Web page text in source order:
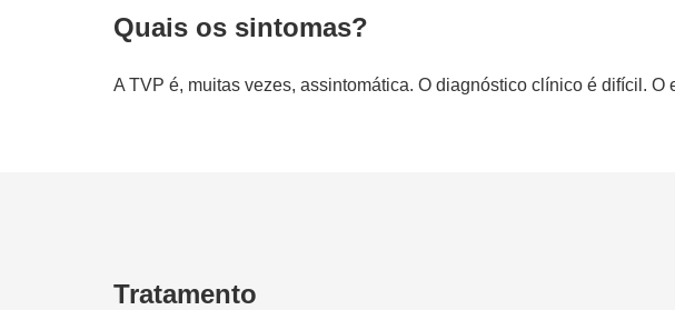
Quais os sintomas?
A TVP é, muitas vezes, assintomática. O diagnóstico clínico é difícil.
Tratamento